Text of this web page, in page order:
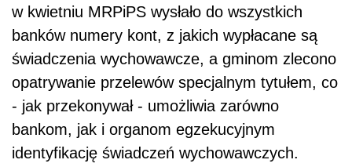
w kwietniu MRPiPS wysłało do wszystkich
banków numery kont, z jakich wypłacane są
świadczenia wychowawcze, a gminom zlecono
opatrywanie przelewów specjalnym tytułem, co
- jak przekonywał - umożliwia zarówno
bankom, jak i organom egzekucyjnym
identyfikację świadczeń wychowawczych.